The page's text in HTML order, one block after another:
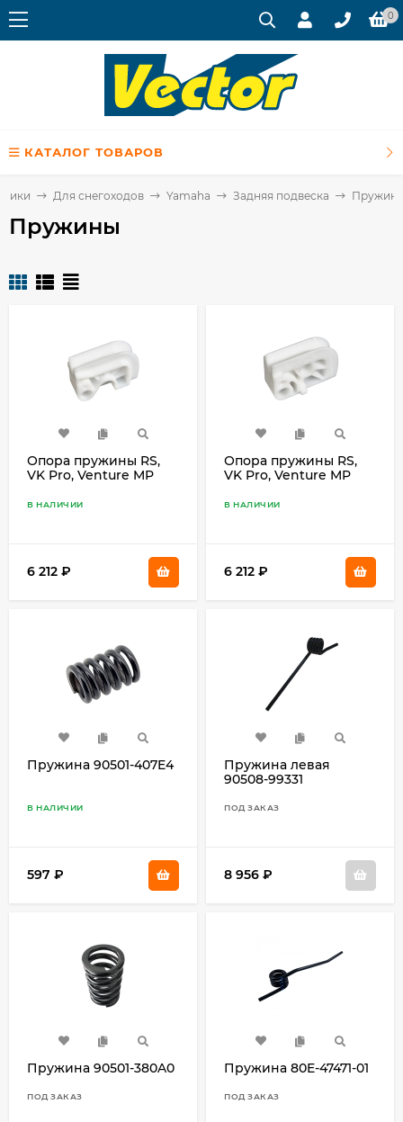
0
КАТАЛОГ ТОВАРОВ
Для снегоходов Yamaha Задняя подвеска
Пружины
Опора пружины RS,
VK Pro, Venture MP
В НАЛИЧИИ
6 212 ₽
Опора пружины RS,
VK Pro, Venture MP
В НАЛИЧИИ
6 212 ₽
Пружина 90501-407E4
В НАЛИЧИИ
597 ₽
Пружина левая
90508-99331
ПОД ЗАКАЗ
8 956 ₽
Пружина 90501-380A0
ПОД ЗАКАЗ
Пружина 80E-47471-01
ПОД ЗАКАЗ